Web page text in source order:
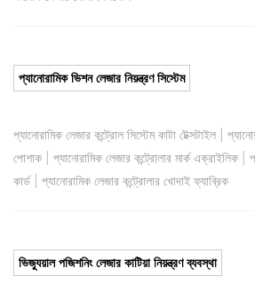
প্যানোরামিক ভিশন লেজার নিয়ন্ত্রণ সিস্টেম
প্যানোরামিক লেজার কন্ট্রোল সিস্টেম কাটা টেক্সটাইল
পোশাক
প্যানোরামিক লেজার কন্ট্রোলার মার্ক এক্রাইলিক
কার্ড| প্যানোরামিক লেজার কন্ট্রোলার খোদাই ফ্যাব্রিক
ভিজ্যুয়াল পজিশনিং লেজার কাটিয়া নিয়ন্ত্রণ ব্যবস্থা